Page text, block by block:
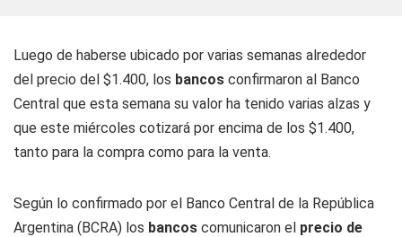
Luego de haberse ubicado por varias semanas alrededor
del precio del $1.400, los bancos confirmaron al Banco
Central que esta semana su valor ha tenido varias alzas y
que este miércoles cotizará por encima de los $1.400,
tanto para la compra como para la venta.
Según lo confirmado por el Banco Central de la República
Argentina (BCRA) los bancos comunicaron el precio de